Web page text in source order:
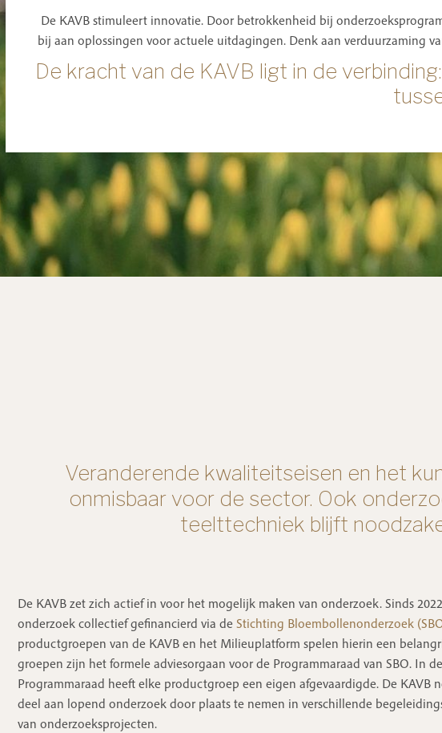
De KAVB stimuleert innovatie. Door betrokkenheid bij
bij aan oplossingen voor actuele uitdagingen. Denk aan verduurzaming
De kracht van de KAVB ligt in de
Veranderende kwaliteitseisen en het
onmisbaar voor de sector. Ook
teelttechniek blijft
De KAVB zet zich actief in voor het mogelijk maken van onderzoek. Sinds
onderzoek collectief gefinancierd via de Stichting Bloembollenonderzoek
productgroepen van de KAVB en het Milieuplatform spelen hierin een
groepen zijn het formele adviesorgaan voor de Programmaraad van SBO. In de
Programmaraad heeft elke productgroep een eigen afgevaardigde. De KAVB
deel aan lopend onderzoek door plaats te nemen in verschillende
van onderzoeksprojecten.